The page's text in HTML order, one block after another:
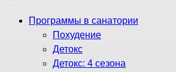
Программы в санатории
Похудение
Детокс
Детокс: 4 сезона